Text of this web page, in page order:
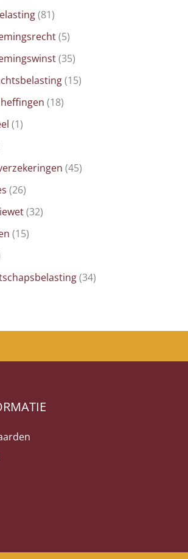
(81)
(5)
(35)
(15)
(18)
(1)
(45)
(26)
(32)
(15)
(34)